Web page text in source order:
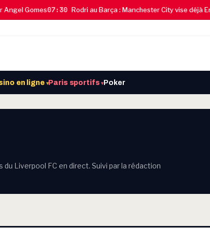
Gomes07:30 Rodri au Barça : Manchester City vise déjà
en ligne ▾Paris sportifs▾Poker
Liverpool FC en direct. Suivi par la rédaction